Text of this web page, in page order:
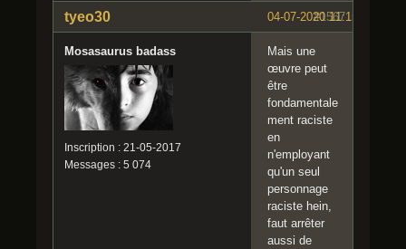
#1567
04-07-2020 11:15:58
tyeo30
Mosasaurus badass
Inscription : 21-05-2017
Messages : 5 074
Mais une
œuvre peut
être
fondamentale
ment raciste
en
n'employant
qu'un seul
personnage
raciste hein,
faut arrêter
aussi de